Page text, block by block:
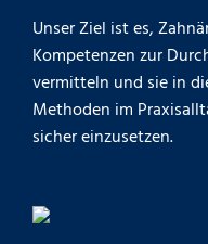
Unser Ziel ist es,
Kompetenzen zur
vermitteln und sie in
Methoden im
sicher einzusetzen.